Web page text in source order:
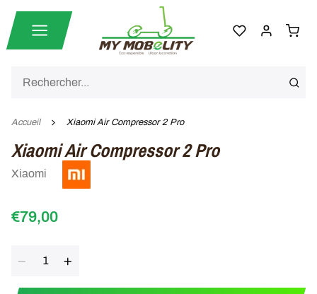
Accueil Xiaomi Air Compressor 2 Pro
Xiaomi Air Compressor 2 Pro
Xiaomi
€79,00